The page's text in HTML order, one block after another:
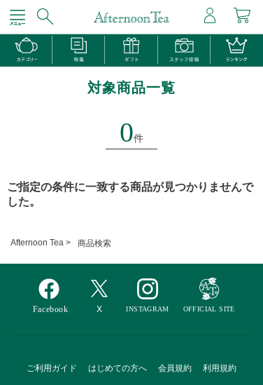
対象商品一覧
0件
ご指定の条件に一致する商品が見つかりませんで
した。
Afternoon Tea > 商品検索
ご利用ガイド はじめての方へ 会員規約 利用規約